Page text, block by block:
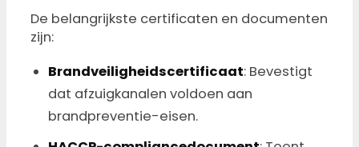
De belangrijkste certificaten en documenten
zijn:
Brandveiligheidscertificaat: Bevestigt
dat afzuigkanalen voldoen aan
brandpreventie-eisen.